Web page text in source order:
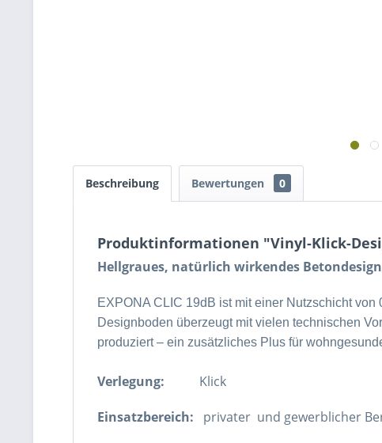
Beschreibung Bewertungen 0
Produktinformationen "Vinyl-Klick-
Hellgraues, natürlich wirkendes
EXPONA CLIC 19dB ist mit einer Nutzschicht
Designboden überzeugt mit vielen technischen
produziert – ein zusätzliches Plus für
Verlegung: Klick
Einsatzbereich: privater und gewerblicher